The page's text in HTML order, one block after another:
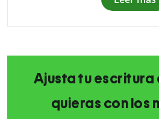
Ajusta tu escritura
quieras con los